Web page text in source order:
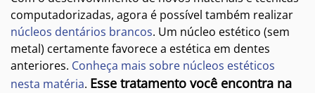
computadorizadas, agora é possível também realizar
núcleos dentários brancos. Um núcleo estético (sem
metal) certamente favorece a estética em dentes
anteriores. Conheça mais sobre núcleos estéticos
nesta matéria. Esse tratamento você encontra na